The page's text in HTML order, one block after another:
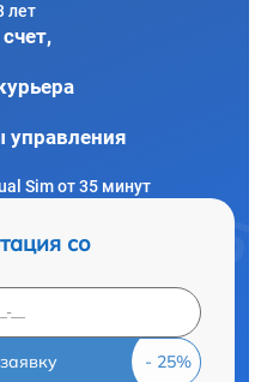
лет
Sim от 35 минут
со